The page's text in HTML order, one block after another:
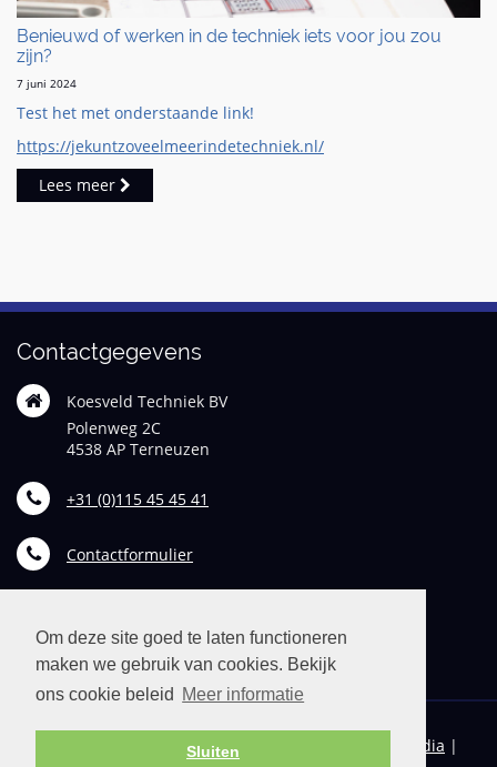
Om deze site goed te laten functioneren
maken we gebruik van cookies. Bekijk
ons cookie beleid
Meer informatie
Sluiten
Benieuwd of werken in de techniek iets voor jou zou
zijn?
7 juni 2024
Test het met onderstaande link!
https://jekuntzoveelmeerindetechniek.nl/
Lees meer
Contactgegevens
Koesveld Techniek BV
Polenweg 2C
4538 AP Terneuzen
+31 (0)115 45 45 41
Contactformulier
© 2026 Koesveld Techniek B.V. | Realisatie: TiDi Media |